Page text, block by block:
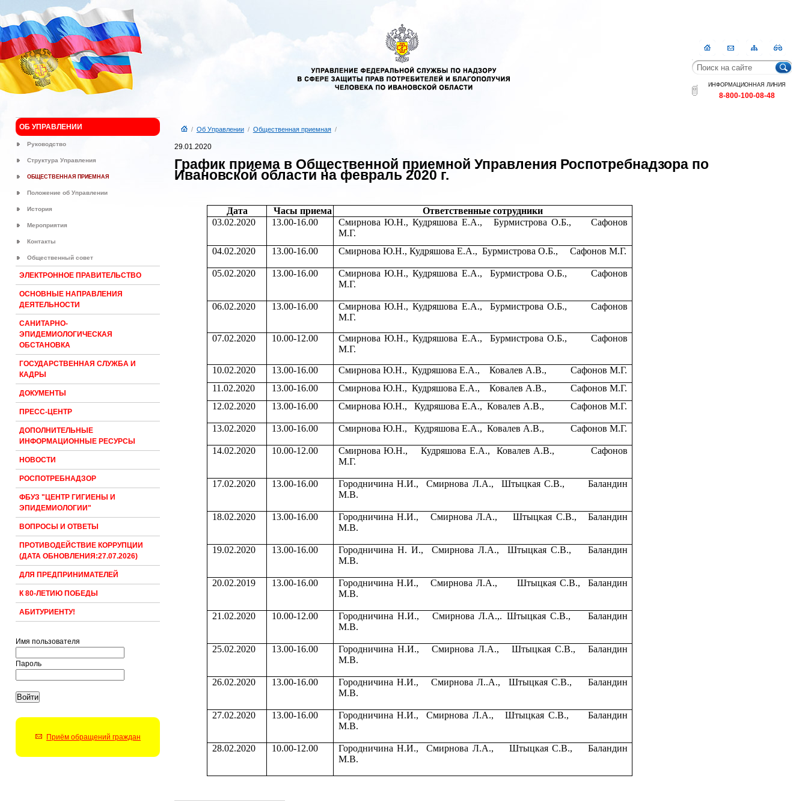
ГлавнаяКонтактыКарта
сайта
RSS
ИНФОРМАЦИОННАЯ ЛИНИЯ
8-800-100-08-48
ОБ УПРАВЛЕНИИ
Руководство
Структура Управления
ОБЩЕСТВЕННАЯ ПРИЕМНАЯ
Положение об Управлении
История
Мероприятия
Контакты
Общественный совет
ЭЛЕКТРОННОЕ ПРАВИТЕЛЬСТВО
ОСНОВНЫЕ НАПРАВЛЕНИЯ
ДЕЯТЕЛЬНОСТИ
САНИТАРНО-
ЭПИДЕМИОЛОГИЧЕСКАЯ
ОБСТАНОВКА
ГОСУДАРСТВЕННАЯ СЛУЖБА И
КАДРЫ
ДОКУМЕНТЫ
ПРЕСС-ЦЕНТР
ДОПОЛНИТЕЛЬНЫЕ
ИНФОРМАЦИОННЫЕ РЕСУРСЫ
НОВОСТИ
РОСПОТРЕБНАДЗОР
ФБУЗ "ЦЕНТР ГИГИЕНЫ И
ЭПИДЕМИОЛОГИИ"
ВОПРОСЫ И ОТВЕТЫ
ПРОТИВОДЕЙСТВИЕ КОРРУПЦИИ
(ДАТА ОБНОВЛЕНИЯ:27.07.2026)
ДЛЯ ПРЕДПРИНИМАТЕЛЕЙ
К 80-ЛЕТИЮ ПОБЕДЫ
АБИТУРИЕНТУ!
Имя пользователя
Пароль
Приём обращений граждан
/ Об Управлении/ Общественная приемная/
29.01.2020
График приема в Общественной приемной Управления Роспотребнадзора по
Ивановской области на февраль 2020 г.
Дата Часы приема
Ответственные сотрудники
03.02.2020
13.00-16.00 Смирнова Ю.Н., Кудряшова Е.А., Бурмистрова О.Б.,
Сафонов
М.Г.
04.02.2020
13.00-16.00 Смирнова Ю.Н., Кудряшова Е.А., Бурмистрова О.Б., Сафонов М.Г.
05.02.2020 13.00-16.00 Смирнова Ю.Н., Кудряшова Е.А., Бурмистрова О.Б.,
Сафонов
М.Г.
06.02.2020 13.00-16.00 Смирнова Ю.Н., Кудряшова Е.А., Бурмистрова О.Б.,
Сафонов
М.Г.
07.02.2020 10.00-12.00 Смирнова Ю.Н., Кудряшова Е.А., Бурмистрова О.Б.,
Сафонов
М.Г.
10.02.2020 13.00-16.00 Смирнова Ю.Н., Кудряшова Е.А., Ковалев А.В.,
Сафонов М.Г.
11.02.2020
13.00-16.00 Смирнова Ю.Н., Кудряшова Е.А., Ковалев А.В.,
Сафонов М.Г.
12.02.2020
13.00-16.00 Смирнова Ю.Н., Кудряшова Е.А., Ковалев А.В., Сафонов М.Г.
13.02.2020 13.00-16.00 Смирнова Ю.Н., Кудряшова Е.А., Ковалев А.В., Сафонов М.Г.
14.02.2020 10.00-12.00 Смирнова Ю.Н., Кудряшова Е.А., Ковалев А.В.,
Сафонов
М.Г.
17.02.2020 13.00-16.00 Городничина Н.И., Смирнова Л.А., Штыцкая С.В.,
Баландин
М.В.
18.02.2020 13.00-16.00 Городничина Н.И., Смирнова Л.А., Штыцкая С.В.,
Баландин
М.В.
19.02.2020 13.00-16.00 Городничина Н. И., Смирнова Л.А., Штыцкая С.В.,
Баландин
М.В.
20.02.2019 13.00-16.00 Городничина Н.И., Смирнова Л.А., Штыцкая С.В.,
Баландин
М.В.
21.02.2020 10.00-12.00 Городничина Н.И., Смирнова Л.А.,. Штыцкая С.В.,
Баландин
М.В.
25.02.2020 13.00-16.00 Городничина Н.И., Смирнова Л.А., Штыцкая С.В.,
Баландин
М.В.
26.02.2020 13.00-16.00 Городничина Н.И., Смирнова Л..А., Штыцкая С.В.,
Баландин
М.В.
27.02.2020 13.00-16.00 Городничина Н.И., Смирнова Л.А., Штыцкая С.В.,
Баландин
М.В.
28.02.2020 10.00-12.00 Городничина Н.И., Смирнова Л.А., Штыцкая С.В.,
Баландин
М.В.